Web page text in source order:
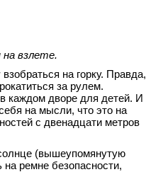
взлете.
на горку. Правда,
за рулем.
каждом дворе для детей. И
на мысли, что это на
с двенадцати метров
(вышеупомянутую
ремне безопасности,